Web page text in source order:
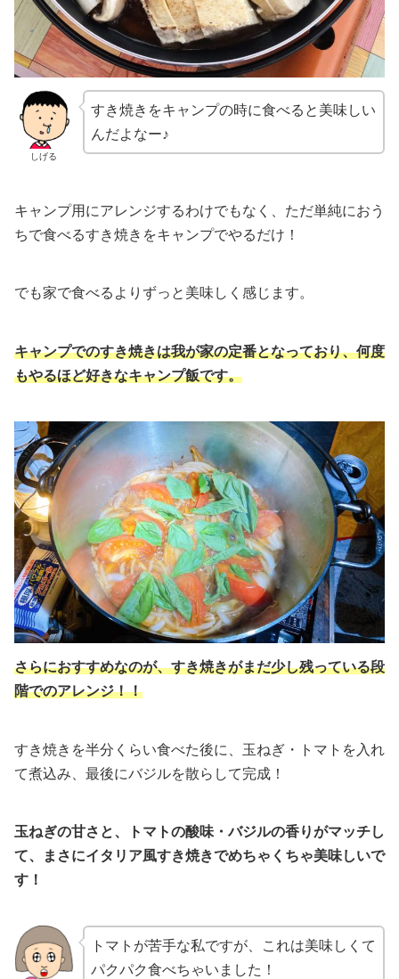
しげる
すき焼きをキャンプの時に食べると美味しい
んだよなー♪
キャンプ用にアレンジするわけでもなく、ただ単純におう
ちで食べるすき焼きをキャンプでやるだけ！
でも家で食べるよりずっと美味しく感じます。
キャンプでのすき焼きは我が家の定番となっており、何度
もやるほど好きなキャンプ飯です。
さらにおすすめなのが、すき焼きがまだ少し残っている段
階でのアレンジ！！
すき焼きを半分くらい食べた後に、玉ねぎ・トマトを入れ
て煮込み、最後にバジルを散らして完成！
玉ねぎの甘さと、トマトの酸味・バジルの香りがマッチし
て、まさにイタリア風すき焼きでめちゃくちゃ美味しいで
す！
トマトが苦手な私ですが、これは美味しくて
パクパク食べちゃいました！